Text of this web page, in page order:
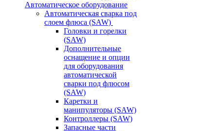
Автоматическое оборудование
Автоматическая сварка под
слоем флюса (SAW)
Головки и горелки
(SAW)
Дополнительные
оснащение и опции
для оборудования
автоматической
сварки под флюсом
(SAW)
Каретки и
манипуляторы (SAW)
Контроллеры (SAW)
Запасные части